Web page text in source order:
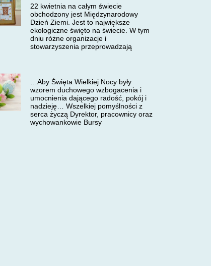
22 kwietnia na całym świecie
obchodzony jest Międzynarodowy
Dzień Ziemi. Jest to największe
ekologiczne święto na świecie. W tym
dniu różne organizacje i
stowarzyszenia przeprowadzają
…Aby Święta Wielkiej Nocy były
wzorem duchowego wzbogacenia i
umocnienia dającego radość, pokój i
nadzieję… Wszelkiej pomyślności z
serca życzą Dyrektor, pracownicy oraz
wychowankowie Bursy